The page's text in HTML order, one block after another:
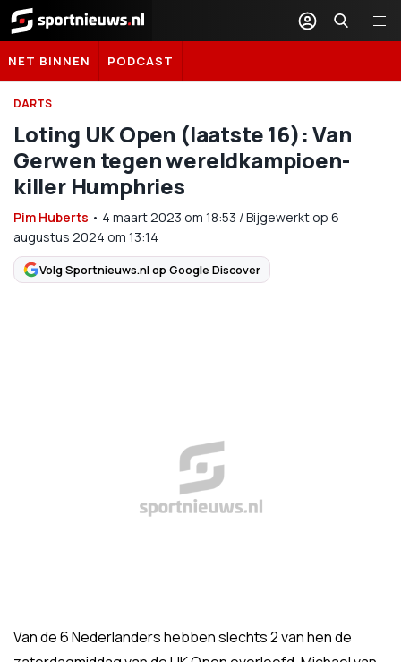
Sportnieuws.nl
NET BINNEN PODCAST
DARTS
Loting UK Open (laatste 16): Van
Gerwen tegen wereldkampioen-
killer Humphries
Pim Huberts • 4 maart 2023 om 18:53 /Bijgewerkt op 6
augustus 2024 om 13:14
Volg Sportnieuws.nl op Google Discover
Van de 6 Nederlanders hebben slechts 2 van hen de